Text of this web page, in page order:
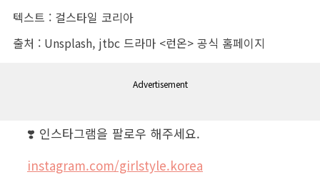
텍스트 : 걸스타일 코리아
출처 : Unsplash, jtbc 드라마 <런온> 공식 홈페이지
Advertisement
❣️ 인스타그램을 팔로우 해주세요.
instagram.com/girlstyle.korea